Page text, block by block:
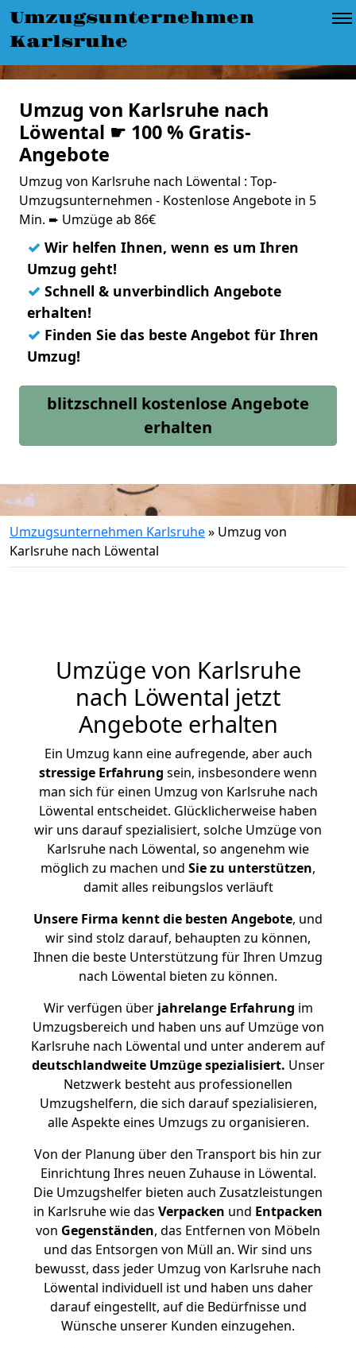
Umzugsunternehmen
Karlsruhe
Umzug von Karlsruhe nach
Löwental ☛ 100 % Gratis-
Angebote
Umzug von Karlsruhe nach Löwental : Top-
Umzugsunternehmen - Kostenlose Angebote in 5
Min. ➨ Umzüge ab 86€
✓ Wir helfen Ihnen, wenn es um Ihren
Umzug geht!
✓ Schnell & unverbindlich Angebote
erhalten!
✓ Finden Sie das beste Angebot für Ihren
Umzug!
blitzschnell kostenlose Angebote
erhalten
Umzugsunternehmen Karlsruhe» Umzug von
Karlsruhe nach Löwental
Umzüge von Karlsruhe
nach Löwental jetzt
Angebote erhalten
Ein Umzug kann eine aufregende, aber auch
stressige Erfahrung sein, insbesondere wenn
man sich für einen Umzug von Karlsruhe nach
Löwental entscheidet. Glücklicherweise haben
wir uns darauf spezialisiert, solche Umzüge von
Karlsruhe nach Löwental, so angenehm wie
möglich zu machen und Sie zu unterstützen,
damit alles reibungslos verläuft
Unsere Firma kennt die besten Angebote, und
wir sind stolz darauf, behaupten zu können,
Ihnen die beste Unterstützung für Ihren Umzug
nach Löwental bieten zu können.
Wir verfügen überjahrelange Erfahrung im
Umzugsbereich und haben uns auf Umzüge von
Karlsruhe nach Löwental und unter anderem auf
deutschlandweite Umzüge spezialisiert. Unser
Netzwerk besteht aus professionellen
Umzugshelfern, die sich darauf spezialisieren,
alle Aspekte eines Umzugs zu organisieren.
Von der Planung über den Transport bis hin zur
Einrichtung Ihres neuen Zuhause in Löwental.
Die Umzugshelfer bieten auch Zusatzleistungen
in Karlsruhe wie das Verpacken und Entpacken
von Gegenständen, das Entfernen von Möbeln
und das Entsorgen von Müll an. Wir sind uns
bewusst, dass jeder Umzug von Karlsruhe nach
Löwental individuell ist und haben uns daher
darauf eingestellt, auf die Bedürfnisse und
Wünsche unserer Kunden einzugehen.